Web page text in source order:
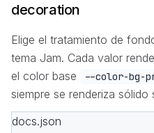
decoration
Elige el tratamiento de
tema Jam. Cada valor
el color base
--color-bg-
siempre se renderiza sólido
docs.json